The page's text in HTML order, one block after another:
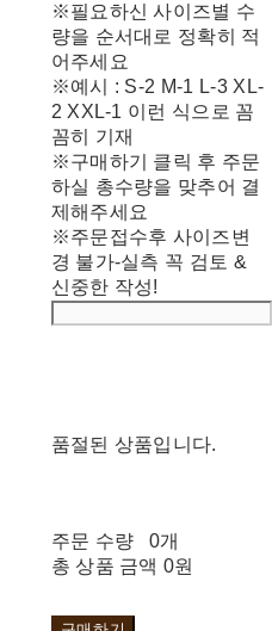
※필요하신 사이즈별 수
량을 순서대로 정확히 적
어주세요
※예시 : S-2 M-1 L-3 XL-
2 XXL-1 이런 식으로 꼼
꼼히 기재
※구매하기 클릭 후 주문
하실 총수량을 맞추어 결
제해주세요
※주문접수후 사이즈변
경 불가-실측 꼭 검토 &
신중한 작성!
품절된 상품입니다.
주문 수량
0개
총 상품 금액 0원